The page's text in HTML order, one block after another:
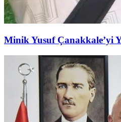
Minik Yusuf Çanakkale’yi